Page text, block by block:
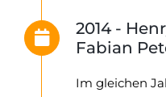
2014 -
Fabian
Im gleichen